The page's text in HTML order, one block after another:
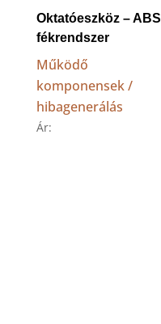
Oktatóeszköz – ABS
fékrendszer
Működő
komponensek /
hibagenerálás
Ár: